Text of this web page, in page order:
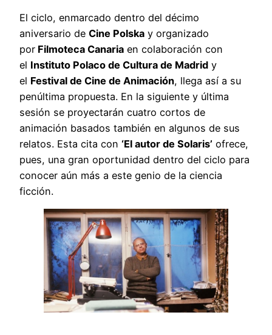
El ciclo, enmarcado dentro del décimo
aniversario de Cine Polska y organizado
por Filmoteca Canaria en colaboración con
el Instituto Polaco de Cultura de Madrid y
el Festival de Cine de Animación, llega así a su
penúltima propuesta. En la siguiente y última
sesión se proyectarán cuatro cortos de
animación basados también en algunos de sus
relatos. Esta cita con ‘El autor de Solaris’ ofrece,
pues, una gran oportunidad dentro del ciclo para
conocer aún más a este genio de la ciencia
ficción.